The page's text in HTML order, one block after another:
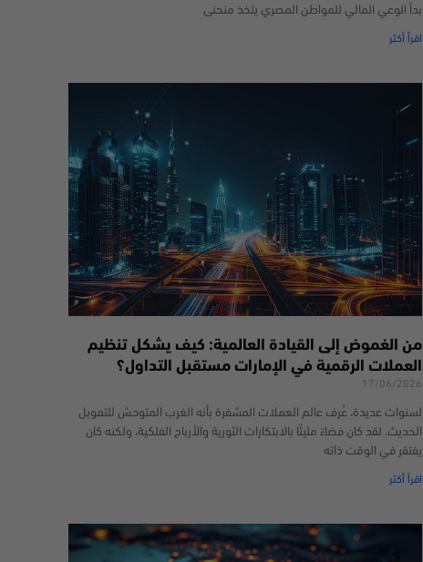
بدأ الوعي المالي للمواطن المصري يتخذ منحنى
اقرأ أكثر
من الغموض إلى القيادة العالمية: كيف يشكل تنظيم
العملات الرقمية في الإمارات مستقبل التداول؟
17/06/2026
لسنوات عديدة، عُرف عالم العملات المشفرة بأنه الغرب المتوحش للتمويل
الحديث. لقد كان فضاءً مليئًا بالابتكارات الثورية والأرباح الفلكية، ولكنه كان
يفتقر في الوقت ذاته
اقرأ أكثر